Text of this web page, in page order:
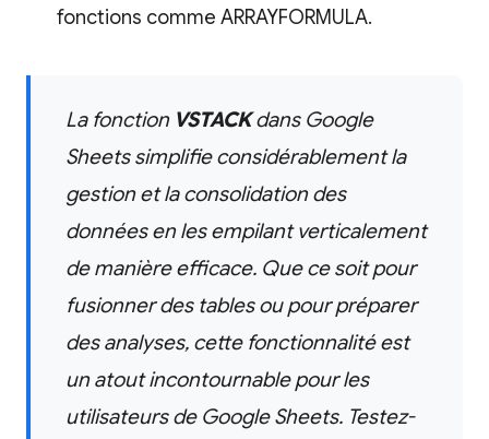
fonctions comme ARRAYFORMULA.
La fonction VSTACKdans Google
Sheets simplifie considérablement la
gestion et la consolidation des
données en les empilant verticalement
de manière efficace. Que ce soit pour
fusionner des tables ou pour préparer
des analyses, cette fonctionnalité est
un atout incontournable pour les
utilisateurs de Google Sheets. Testez-